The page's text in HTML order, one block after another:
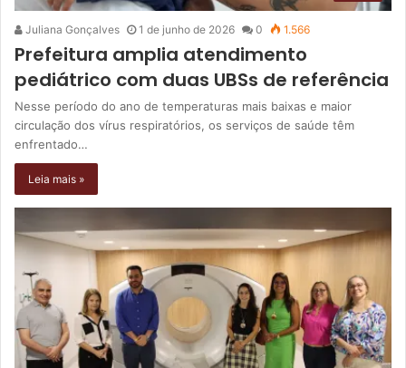
Juliana Gonçalves 1 de junho de 2026 0 1.566
Prefeitura amplia atendimento
pediátrico com duas UBSs de referência
Nesse período do ano de temperaturas mais baixas e maior
circulação dos vírus respiratórios, os serviços de saúde têm
enfrentado…
Leia mais »